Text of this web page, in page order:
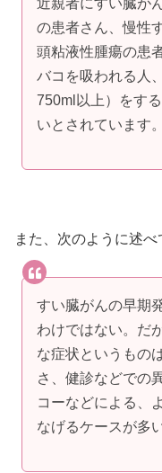
近親者にすい臓が
の患者さん、慢性
頭粘液性腫瘍の患
バコを吸われる人
750ml以上）をす
いとされています。
また、次のように述べ
すい臓がんの早期
わけではない。だ
な症状というもの
さ、健診などでの
コーなどによる、
なげるケースが多い